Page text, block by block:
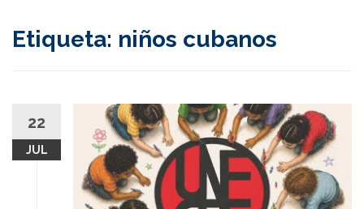
Etiqueta: niños cubanos
22
JUL